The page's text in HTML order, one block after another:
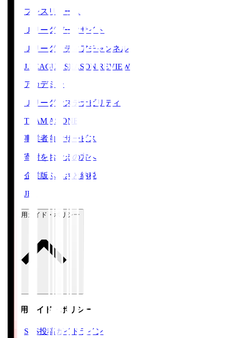
プレスリリース
Ｊリーグデータサイト
Ｊリーグメディアチャンネル
J.LEAGUE SEASON REVIEW
アカデミー
Ｊリーグサステナビリティ
TEAM AS ONE
事業者向けサービス
寄附をお考えの方へ
企業版ふるさと納税
JFA
ご利用ガイド・ポリシー
ご利用ガイド・ポリシー
SNS投稿ガイドライン